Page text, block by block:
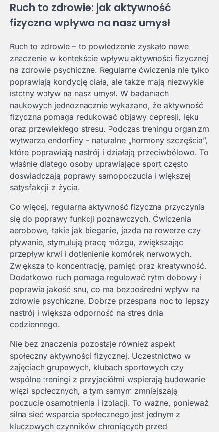
Ruch to zdrowie: jak aktywność
fizyczna wpływa na nasz umysł
Ruch to zdrowie – to powiedzenie zyskało nowe
znaczenie w kontekście wpływu aktywności fizycznej
na zdrowie psychiczne. Regularne ćwiczenia nie tylko
poprawiają kondycję ciała, ale także mają niezwykle
istotny wpływ na nasz umysł. W badaniach
naukowych jednoznacznie wykazano, że aktywność
fizyczna pomaga redukować objawy depresji, lęku
oraz przewlekłego stresu. Podczas treningu organizm
wytwarza endorfiny – naturalne „hormony szczęścia”,
które poprawiają nastrój i działają przeciwbólowo. To
właśnie dlatego osoby uprawiające sport często
doświadczają poprawy samopoczucia i większej
satysfakcji z życia.
Co więcej, regularna aktywność fizyczna przyczynia
się do poprawy funkcji poznawczych. Ćwiczenia
aerobowe, takie jak bieganie, jazda na rowerze czy
pływanie, stymulują pracę mózgu, zwiększając
przepływ krwi i dotlenienie komórek nerwowych.
Zwiększa to koncentrację, pamięć oraz kreatywność.
Dodatkowo ruch pomaga regulować rytm dobowy i
poprawia jakość snu, co ma bezpośredni wpływ na
zdrowie psychiczne. Dobrze przespana noc to lepszy
nastrój i większa odporność na stres dnia
codziennego.
Nie bez znaczenia pozostaje również aspekt
społeczny aktywności fizycznej. Uczestnictwo w
zajęciach grupowych, klubach sportowych czy
wspólne treningi z przyjaciółmi wspierają budowanie
więzi społecznych, a tym samym zmniejszają
poczucie osamotnienia i izolacji. To ważne, ponieważ
silna sieć wsparcia społecznego jest jednym z
kluczowych czynników chroniących przed